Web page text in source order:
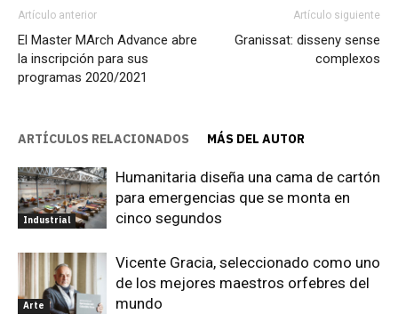
Artículo anterior
El Master MArch Advance abre
la inscripción para sus
programas 2020/2021
Artículo siguiente
Granissat: disseny sense
complexos
ARTÍCULOS RELACIONADOS MÁS DEL AUTOR
Industrial
Humanitaria diseña una cama de cartón
para emergencias que se monta en
cinco segundos
Arte
Vicente Gracia, seleccionado como uno
de los mejores maestros orfebres del
mundo